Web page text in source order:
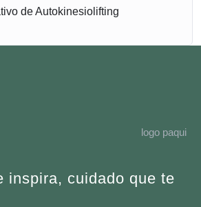
de Autokinesiolifting
inspira, cuidado que te